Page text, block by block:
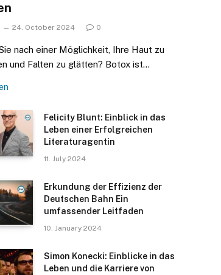
24. October 2024 0
nach einer Möglichkeit, Ihre Haut zu
und Falten zu glätten? Botox ist…
Felicity Blunt: Einblick in das
Leben einer Erfolgreichen
Literaturagentin
11. July 2024
Erkundung der Effizienz der
Deutschen Bahn Ein
umfassender Leitfaden
10. January 2024
Simon Konecki: Einblicke in das
Leben und die Karriere von